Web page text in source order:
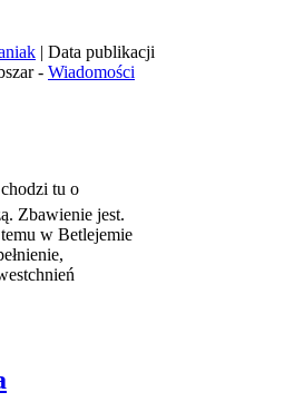
| Data publikacji
- Wiadomości
tu o
Zbawienie jest.
w Betlejemie